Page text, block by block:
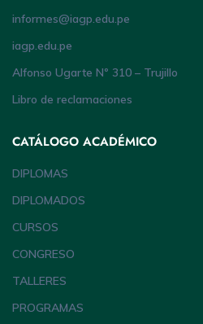
informes@iagp.edu.pe
iagp.edu.pe
Alfonso Ugarte Nº 310 – Trujillo
Libro de reclamaciones
CATÁLOGO ACADÉMICO
DIPLOMAS
DIPLOMADOS
CURSOS
CONGRESO
TALLERES
PROGRAMAS